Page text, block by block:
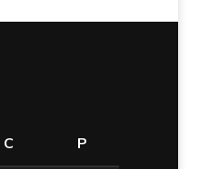
C P